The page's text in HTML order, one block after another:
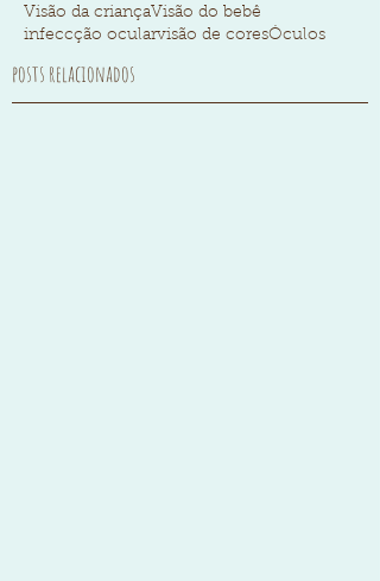
Visão da criançaVisão do bebê
infeccção ocularvisão de coresÓculos
posts relacionados